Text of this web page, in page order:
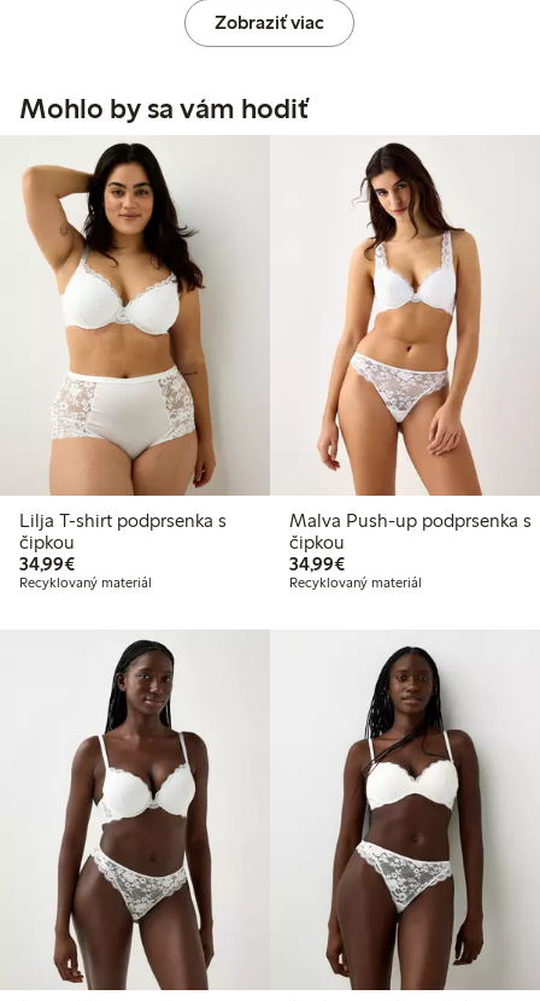
Zobraziť viac
Mohlo by sa vám hodiť
Lilja T-shirt podprsenka s
čipkou
34,99€34,99 €
Recyklovaný materiál
Malva Push-up podprsenka s
čipkou
34,99€34,99 €
Recyklovaný materiál